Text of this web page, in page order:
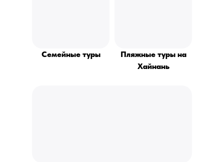
Семейные туры
Пляжные туры на
Хайнань